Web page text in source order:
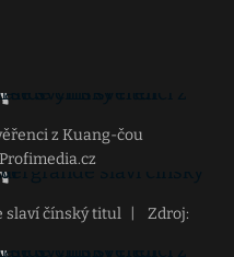
z Kuang-čou
slaví čínský titul
Zdroj: